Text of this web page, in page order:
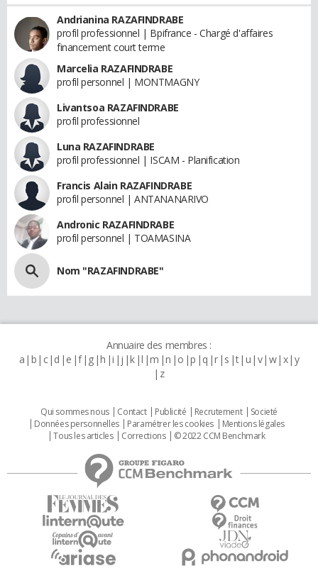
Andrianina RAZAFINDRABE
profil professionnel | Bpifrance - Chargé d'affaires
financement court terme
Marcelia RAZAFINDRABE
profil personnel | MONTMAGNY
Livantsoa RAZAFINDRABE
profil professionnel
Luna RAZAFINDRABE
profil professionnel | ISCAM - Planification
Francis Alain RAZAFINDRABE
profil personnel | ANTANANARIVO
Andronic RAZAFINDRABE
profil personnel | TOAMASINA
Nom "RAZAFINDRABE"
Annuaire des membres :
a b c d e f g h i j k l m n o p q r s t u v w x y
z
Qui sommes nous Contact Publicité Recrutement
Societé
Données personnelles
Paramétrer les cookies
Mentions légales
Tous les articles
Corrections © 2022 CCM Benchmark